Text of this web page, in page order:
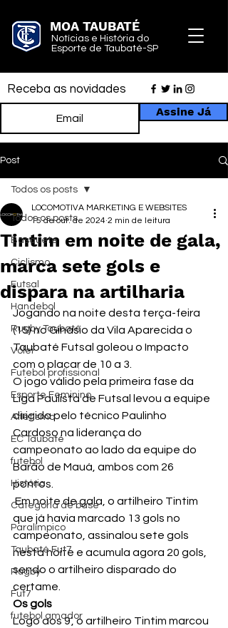
MOA TAUBATÉ
Notícias e História do
Esporte de Taubaté-SP
Receba as novidades
Assine Já
Post
Todos os posts
Basquete
Ciclismo
Futsal
Handebol
Rugby Taubaté
Vôlei
Futebol profissional
Esporte Feminino
Atletismo
EC Taubaté
futebol
História
Categoria de base
Paralímpico
Taubaté Fut7
Rugby
Fut7
futebol amador
Todos os posts
Tintim em noite de gala,
marca sete gols e
dispara na artilharia
LOCOMOTIVA MARKETING E WEBSITES
15 de out. de 2024 2 min de leitura
Jogando na noite desta terça-feira
(15) no Ginásio da Vila Aparecida o
Taubaté Futsal goleou o Impacto
com o placar de 10 a 3.
O jogo válido pela primeira fase da
Liga Paulista de Futsal levou a equipe
dirigida pelo técnico Paulinho
Cardoso na liderança do
campeonato ao lado da equipe do
Barão de Mauá, ambos com 26
pontos.
Em noite de gala, o artilheiro Tintim
que já havia marcado 13 gols no
campeonato, assinalou sete gols
nesta noite e acumula agora 20 gols,
sendo o artilheiro disparado do
certame.
Os gols
Logo aos 9’, o artilheiro Tintim marcou